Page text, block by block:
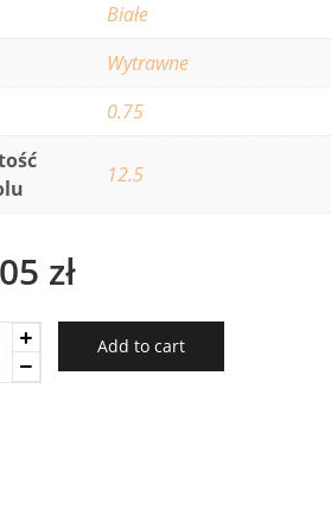
Białe
Wytrawne
0.75
12.5
zł
Add to cart